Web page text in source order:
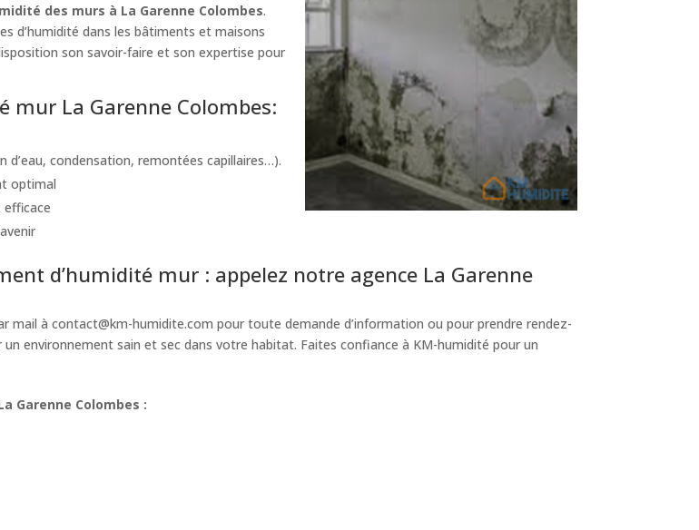
des murs à La Garenne Colombes.
d’humidité dans les bâtiments et maisons
son savoir-faire et son expertise pour
mur La Garenne Colombes:
condensation, remontées capillaires…).
optimal
efficace
d’humidité mur : appelez notre agence La Garenne
mail àcontact@km-humidite.com pour toute demande d’information ou pour prendre rendez-
environnement sain et sec dans votre habitat. Faites confiance à KM-humidité pour un
Garenne Colombes :